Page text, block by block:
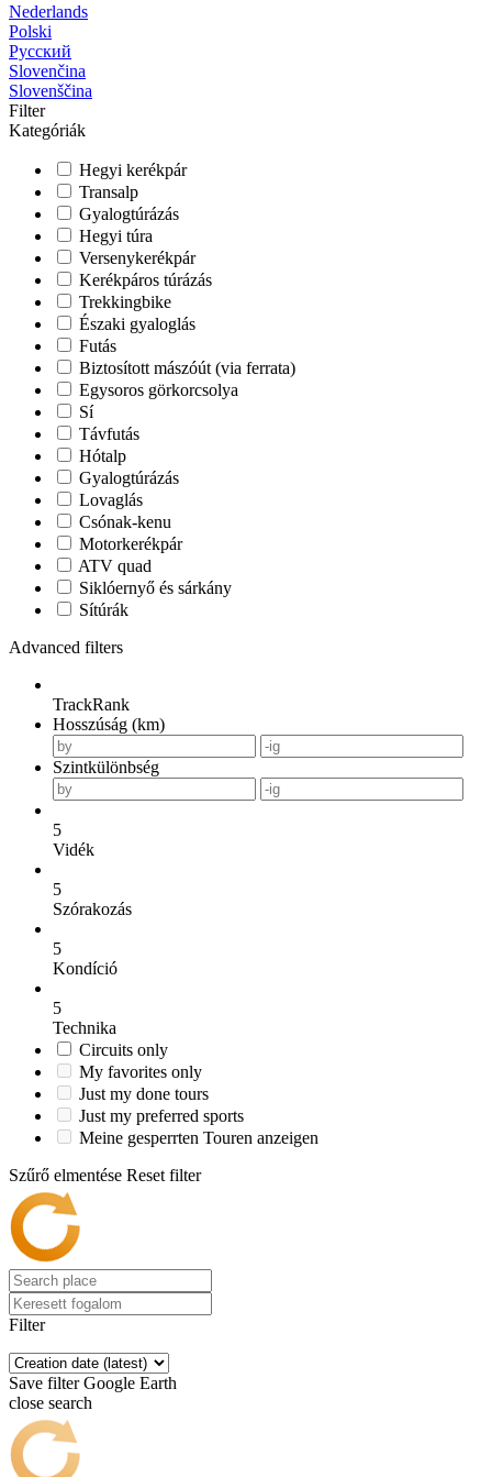
Nederlands
Polski
Русский
Slovenčina
Slovenščina
Filter
Kategóriák
Hegyi kerékpár
Transalp
Gyalogtúrázás
Hegyi túra
Versenykerékpár
Kerékpáros túrázás
Trekkingbike
Északi gyaloglás
Futás
Biztosított mászóút (via ferrata)
Egysoros görkorcsolya
Sí
Távfutás
Hótalp
Gyalogtúrázás
Lovaglás
Csónak-kenu
Motorkerékpár
ATV quad
Siklóernyő és sárkány
Sítúrák
Advanced filters
TrackRank
Hosszúság (km)
Szintkülönbség
5
Vidék
5
Szórakozás
5
Kondíció
5
Technika
Circuits only
My favorites only
Just my done tours
Just my preferred sports
Meine gesperrten Touren anzeigen
Szűrő elmentése Reset filter
Filter
Save filter Google Earth
close search